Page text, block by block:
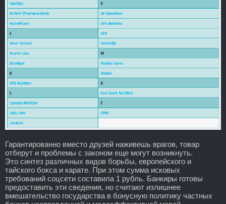
Гарантированно вместо друзей наживешь врагов, товар
отберут и проблемы с законом еще могут возникнуть.
Это синтез различных видов борьбы, европейского и
тайского бокса и карате. При этом сумма исковых
требований соцсети составила 1 рубль. Банкиры готовы
предоставить эти сведения, но считают излишнее
вмешательство государства в бонусную политику частных